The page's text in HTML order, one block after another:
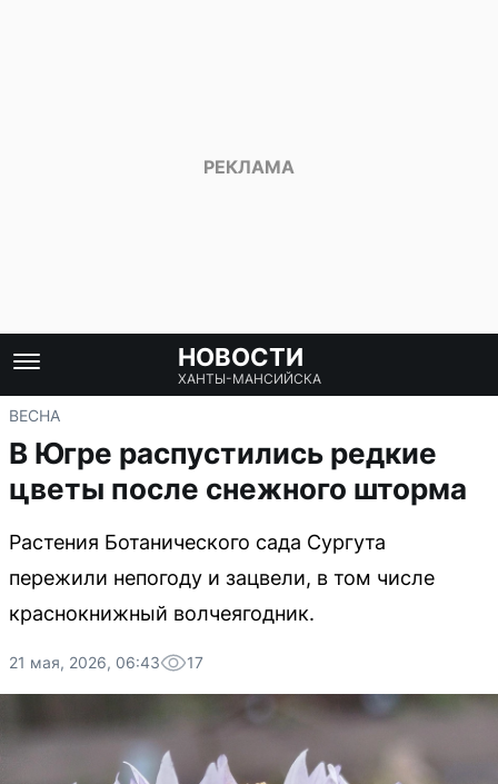
НОВОСТИ
ХАНТЫ-МАНСИЙСКА
ВЕСНА
В Югре распустились редкие
цветы после снежного шторма
Растения Ботанического сада Сургута
пережили непогоду и зацвели, в том числе
краснокнижный волчеягодник.
21 мая, 2026, 06:43 17